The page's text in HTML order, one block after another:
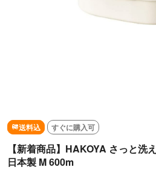
送料込 すぐに購入可
【新着商品】HAKOYA さっと洗
日本製 M 600m